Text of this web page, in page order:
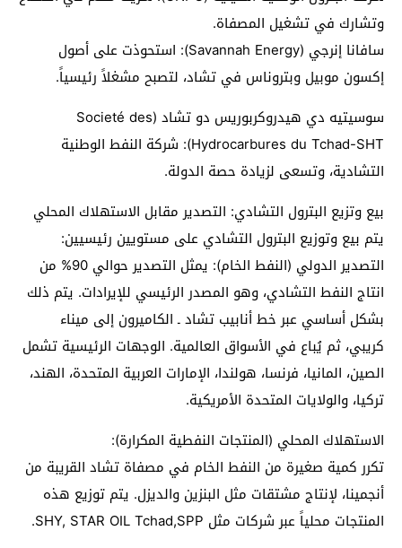
وتشارك في تشغيل المصفاة.
سافانا إنرجي (Savannah Energy): استحوذت على أصول
إكسون موبيل وبتروناس في تشاد، لتصبح مشغلاً رئيسياً.
سوسيتيه دي هيدروكربوريس دو تشاد (Societé des
Hydrocarbures du Tchad-SHT): شركة النفط الوطنية
التشادية، وتسعى لزيادة حصة الدولة.
بيع وتزيع البترول التشادي: التصدير مقابل الاستهلاك المحلي
يتم بيع وتوزيع البترول التشادي على مستويين رئيسيين:
التصدير الدولي (النفط الخام): يمثل التصدير حوالي 90% من
انتاج النفط التشادي، وهو المصدر الرئيسي للإيرادات. يتم ذلك
بشكل أساسي عبر خط أنابيب تشاد ـ الكاميرون إلى ميناء
كريبي، ثم يُباع في الأسواق العالمية. الوجهات الرئيسية تشمل
الصين، المانيا، فرنسا، هولندا، الإمارات العربية المتحدة، الهند،
تركيا، والولايات المتحدة الأمريكية.
الاستهلاك المحلي (المنتجات النفطية المكرارة):
تكرر كمية صغيرة من النفط الخام في مصفاة تشاد القريبة من
أنجمينا، لإنتاج مشتقات مثل البنزين والديزل. يتم توزيع هذه
المنتجات محلياً عبر شركات مثل SHY, STAR OIL Tchad,SPP.